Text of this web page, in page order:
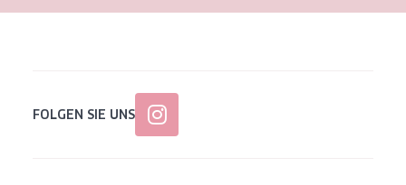
FOLGEN SIE UNS